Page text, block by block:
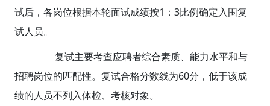
试后，各岗位根据本轮面试成绩按1：3比例确定入围复
试人员。
复试主要考查应聘者综合素质、能力水平和与
招聘岗位的匹配性。复试合格分数线为60分，低于该成
绩的人员不列入体检、考核对象。